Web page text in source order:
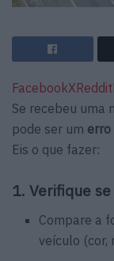
FacebookXReddit
Se recebeu uma
pode ser um erro
Eis o que fazer:
1. Verifique
Compare a
veículo (cor,